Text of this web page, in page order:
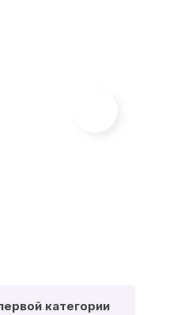
категории